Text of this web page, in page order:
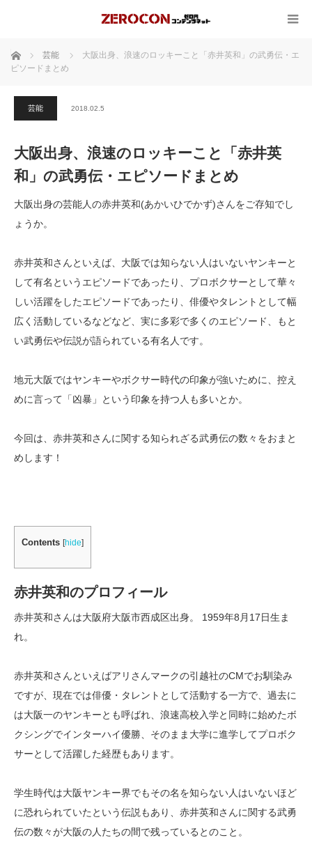
ホーム 芸能
大阪出身、浪速のロッキーこと「赤井英和」の武勇伝・エ
ピソードまとめ
芸能 2018.02.5
大阪出身、浪速のロッキーこと「赤井英
和」の武勇伝・エピソードまとめ
大阪出身の芸能人の赤井英和(あかいひでかず)さんをご存知でし
ょうか。
赤井英和さんといえば、大阪では知らない人はいないヤンキーと
して有名というエピソードであったり、プロボクサーとして華々
しい活躍をしたエピソードであったり、俳優やタレントとして幅
広く活動しているなどなど、実に多彩で多くのエピソード、もと
い武勇伝や伝説が語られている有名人です。
地元大阪ではヤンキーやボクサー時代の印象が強いために、控え
めに言って「凶暴」という印象を持つ人も多いとか。
今回は、赤井英和さんに関する知られざる武勇伝の数々をおまと
めします！
Contents [hide]
赤井英和のプロフィール
赤井英和さんは大阪府大阪市西成区出身。 1959年8月17日生ま
れ。
赤井英和さんといえばアリさんマークの引越社のCMでお馴染み
ですが、現在では俳優・タレントとして活動する一方で、過去に
は大阪一のヤンキーとも呼ばれ、浪速高校入学と同時に始めたボ
クシングでインターハイ優勝、そのまま大学に進学してプロボク
サーとして活躍した経歴もあります。
学生時代は大阪ヤンキー界でもその名を知らない人はいないほど
に恐れられていたという伝説もあり、赤井英和さんに関する武勇
伝の数々が大阪の人たちの間で残っているとのこと。